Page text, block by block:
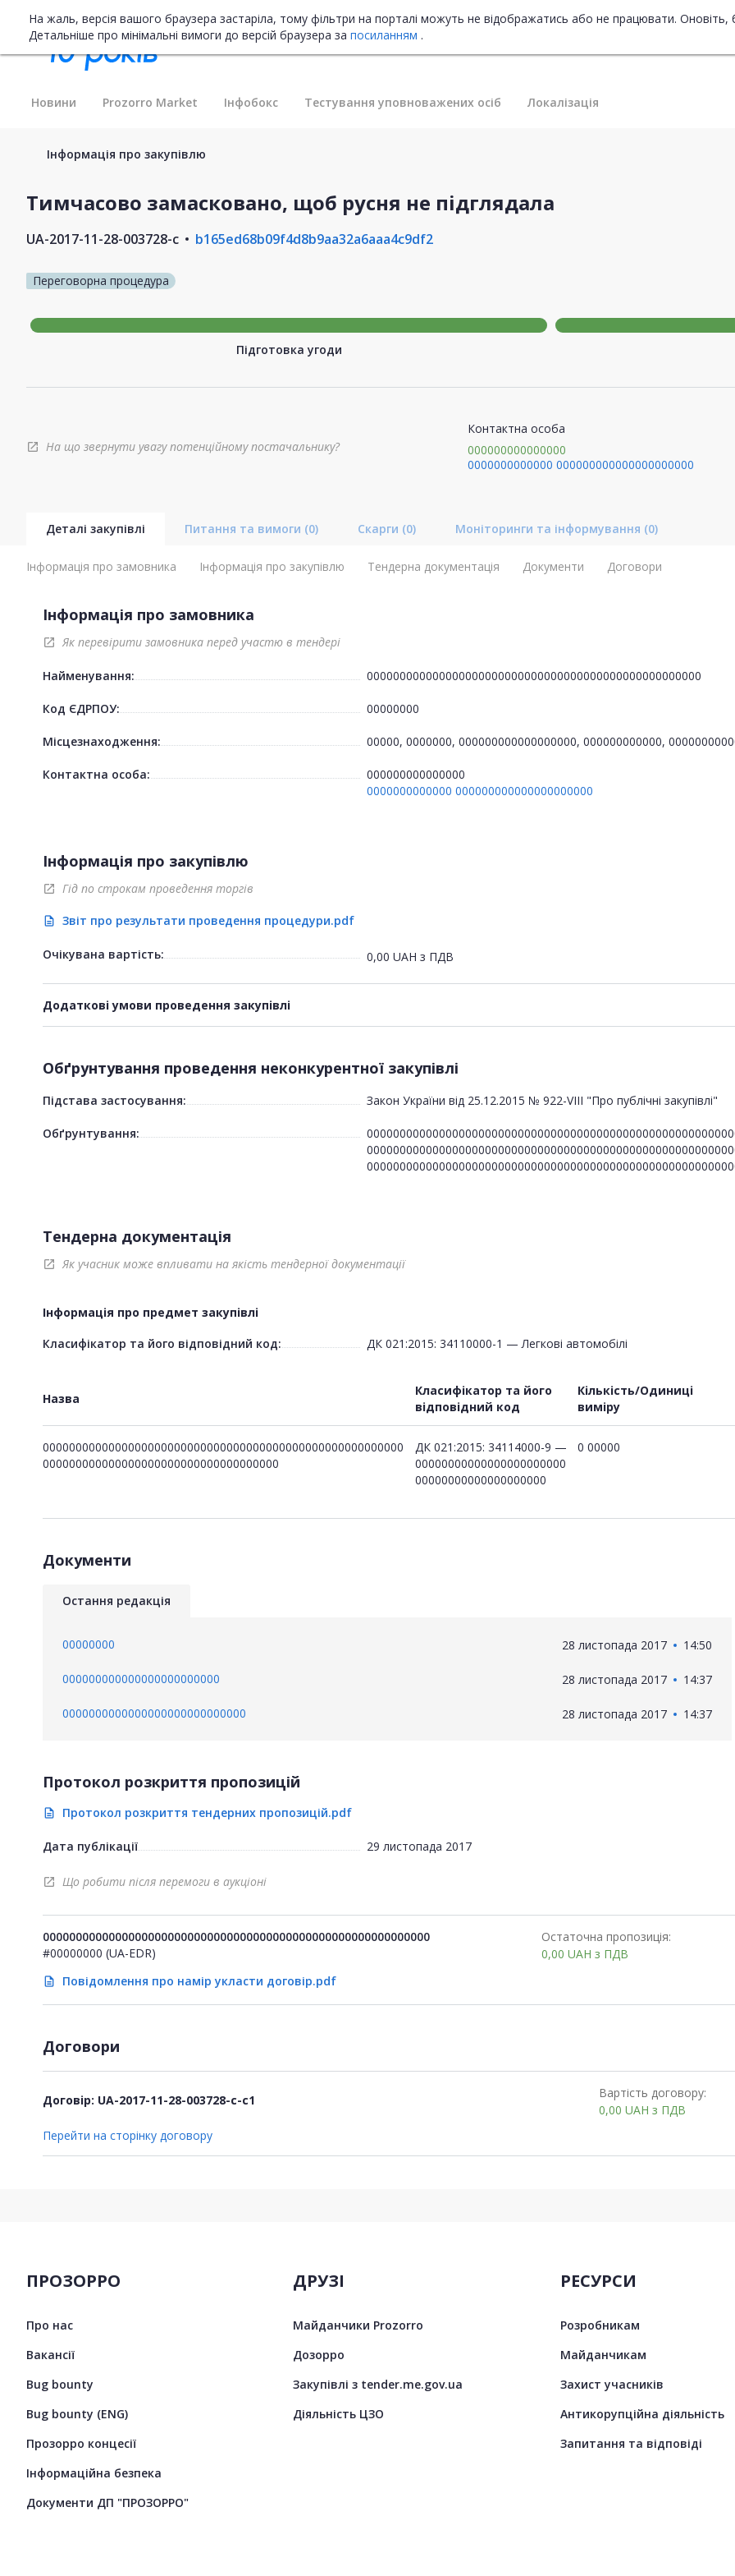
На жаль, версія вашого браузера застаріла, тому фільтри на порталі можуть не відображатись або не працювати.
Детальніше про мінімальні вимоги до версій браузера за посиланням .
Новини Prozorro Market Інфобокс Тестування уповноважених осіб Локалізація
Інформація про закупівлю
Тимчасово замасковано, щоб русня не підглядала
UA-2017-11-28-003728-c b165ed68b09f4d8b9aa32a6aaa4c9df2
Переговорна процедура
Підготовка угоди
open_in_new На що звернути увагу потенційному постачальнику?
Контактна особа
000000000000000
0000000000000 000000000000000000000
Деталі закупівлі Питання та вимоги (0) Скарги (0) Моніторинги та інформування (0)
Інформація про замовника Інформація про закупівлю Тендерна документація Документи Договори
Інформація про замовника
open_in_new Як перевірити замовника перед участю в тендері
Найменування: 000000000000000000000000000000000000000000000000000
Код ЄДРПОУ: 00000000
Місцезнаходження: 00000, 0000000, 000000000000000000, 000000000000,
Контактна особа:
000000000000000
0000000000000 000000000000000000000
Інформація про закупівлю
open_in_new Гід по строкам проведення торгів
description Звіт про результати проведення процедури.pdf
Очікувана вартість: 0,00 UAH з ПДВ
Додаткові умови проведення закупівлі
Обґрунтування проведення неконкурентної закупівлі
Підстава застосування: Закон України від 25.12.2015 № 922-VIII "Про публічні закупівлі"
Обґрунтування:
Тендерна документація
open_in_new Як учасник може впливати на якість тендерної документації
Інформація про предмет закупівлі
Класифікатор та його відповідний код:
ДК 021:2015: 34110000-1 — Легкові автомобілі
Назва
Класифікатор та його
відповідний код
Кількість/Одиниці
виміру
0000000000000000000000000000000000000000000000000000000
000000000000000000000000000000000000
ДК 021:2015: 34114000-9 —
00000000000000000000000
00000000000000000000
0 00000
Документи
Остання редакція
00000000 28 листопада 2017 14:50
000000000000000000000000 28 листопада 2017 14:37
0000000000000000000000000000 28 листопада 2017 14:37
Протокол розкриття пропозицій
description Протокол розкриття тендерних пропозицій.pdf
Дата публікації 29 листопада 2017
open_in_new Що робити після перемоги в аукціоні
00000000000000000000000000000000000000000000000000000000000
#00000000 (UA-EDR)
description Повідомлення про намір укласти договір.pdf
Остаточна пропозиція:
0,00 UAH з ПДВ
Договори
Договір: UA-2017-11-28-003728-c-c1
Вартість договору:
0,00 UAH з ПДВ
Перейти на сторінку договору
ПРОЗОРРО
Про нас
Вакансії
Bug bounty
Bug bounty (ENG)
Прозорро концесії
Інформаційна безпека
Документи ДП "ПРОЗОРРО"
ДРУЗІ
Майданчики Prozorro
Дозорро
Закупівлі з tender.me.gov.ua
Діяльність ЦЗО
РЕСУРСИ
Розробникам
Майданчикам
Захист учасників
Антикорупційна діяльність
Запитання та відповіді